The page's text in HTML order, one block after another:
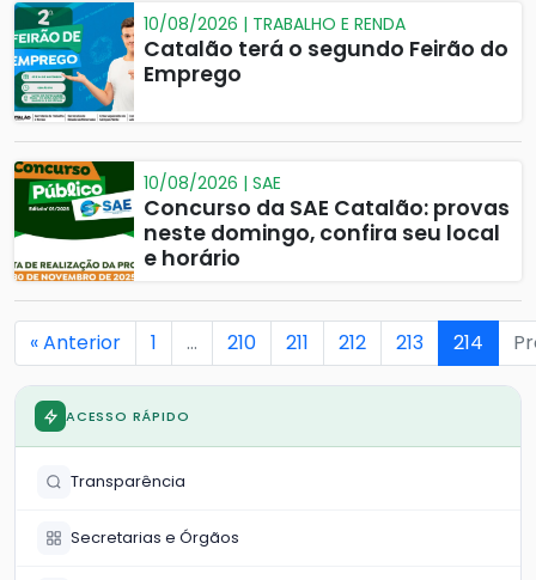
10/08/2026 | TRABALHO E RENDA
Catalão terá o segundo Feirão do
Emprego
10/08/2026 | SAE
Concurso da SAE Catalão: provas
neste domingo, confira seu local
e horário
« Anterior 1 … 210 211 212 213 214
ACESSO RÁPIDO
Transparência
Secretarias e Órgãos